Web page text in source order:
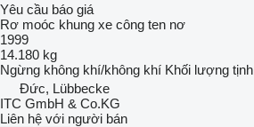
Yêu cầu báo giá
Rơ moóc khung xe công ten nơ
1999
14.180 kg
Ngừng không khí/không khí Khối lượng tịnh
Đức, Lübbecke
ITC GmbH & Co.KG
Liên hệ với người bán